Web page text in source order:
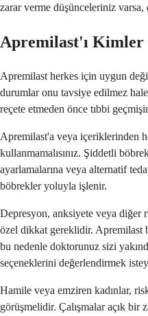
zarar verme düşünceleriniz varsa,
Apremilast'ı Kimler
Apremilast herkes için uygun
durumlar onu tavsiye edilmez
reçete etmeden önce tıbbi
Apremilast'a veya içeriklerinden
kullanmamalısınız. Şiddetli
ayarlamalarına veya alternatif
böbrekler yoluyla işlenir.
Depresyon, anksiyete veya diğer
özel dikkat gereklidir. Apremilast
bu nedenle doktorunuz sizi
seçeneklerini değerlendirmek
Hamile veya emziren kadınlar,
görüşmelidir. Çalışmalar açık bir